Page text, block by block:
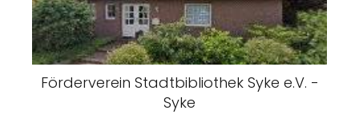
Förderverein Stadtbibliothek Syke e.V. -
Syke